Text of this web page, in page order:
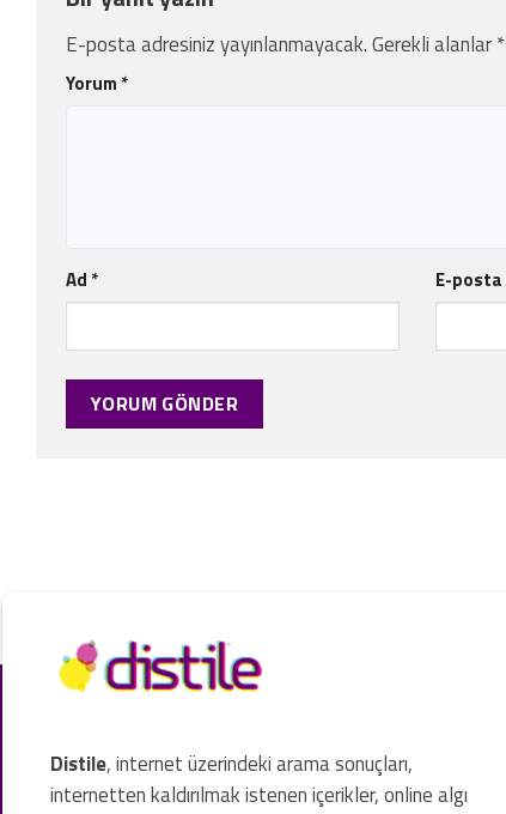
E-posta adresiniz yayınlanmayacak.Gerekli alanlar*
Yorum *
Ad * E-posta
Distile, internet üzerindeki arama sonuçları,
internetten kaldırılmak istenen içerikler, online algı